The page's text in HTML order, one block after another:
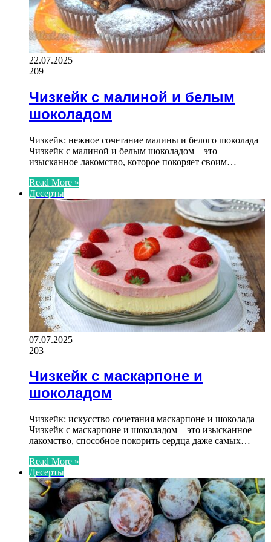
22.07.2025
209
Чизкейк с малиной и белым
шоколадом
Чизкейк: нежное сочетание малины и белого шоколада
Чизкейк с малиной и белым шоколадом – это
изысканное лакомство, которое покоряет своим…
Read More »
Десерты
07.07.2025
203
Чизкейк с маскарпоне и
шоколадом
Чизкейк: искусство сочетания маскарпоне и шоколада
Чизкейк с маскарпоне и шоколадом – это изысканное
лакомство, способное покорить сердца даже самых…
Read More »
Десерты